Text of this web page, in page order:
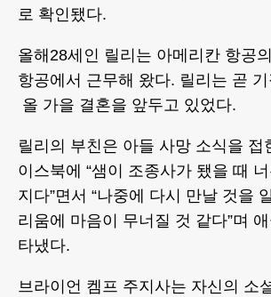
로 확인됐다.
올해28세인 릴리는 아메리칸 항공
항공에서 근무해 왔다. 릴리는 곧 기
올 가을 결혼을 앞두고 있었다.
릴리의 부친은 아들 사망 소식을 접
이스북에 “샘이 조종사가 됐을 때
지다”면서 “나중에 다시 만날 것을
리움에 마음이 무너질 것 같다”며
타냈다.
브라이언 켐프 주지사는 자신의 소